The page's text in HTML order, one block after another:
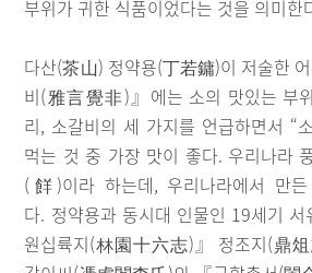
부위가 귀한 식품이었다는 것을 의미한
다산(茶山) 정약용(丁若鏞)이 저술한
비(雅言覺非)』에는 소의 맛있는 부
리, 소갈비의 세 가지를 언급하면서 “
먹는 것 중 가장 맛이 좋다. 우리나라
(䬺)이라 하는데, 우리나라에서 만든
다. 정약용과 동시대 인물인 19세기
원십륙지(林園十六志)』 정조지(鼎